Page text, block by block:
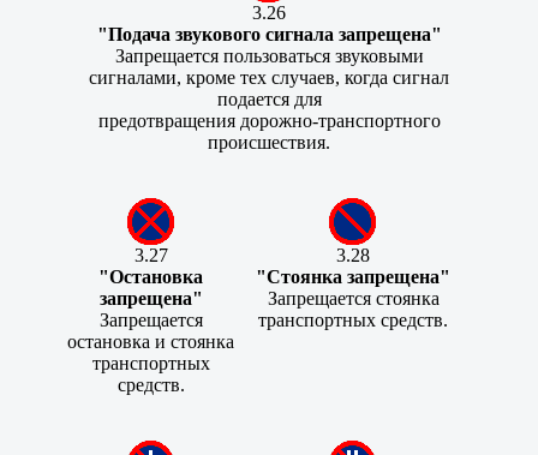
3.26
"Подача звукового сигнала запрещена"
Запрещается пользоваться звуковыми
сигналами, кроме тех случаев, когда сигнал
подается для
предотвращения дорожно-транспортного
происшествия.
3.27
3.28
"Остановка
запрещена"
Запрещается
остановка и стоянка
транспортных
средств.
"Стоянка запрещена"
Запрещается стоянка
транспортных средств.